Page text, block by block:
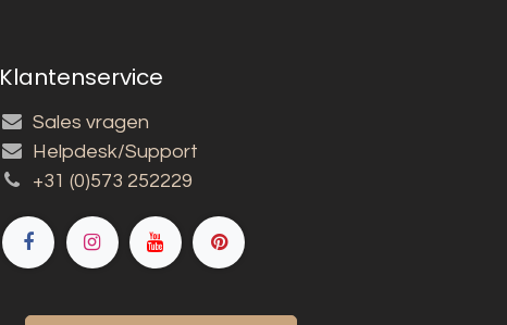
Klantenservice
Sales vragen
Helpdesk/Support
+31 (0)573 252229